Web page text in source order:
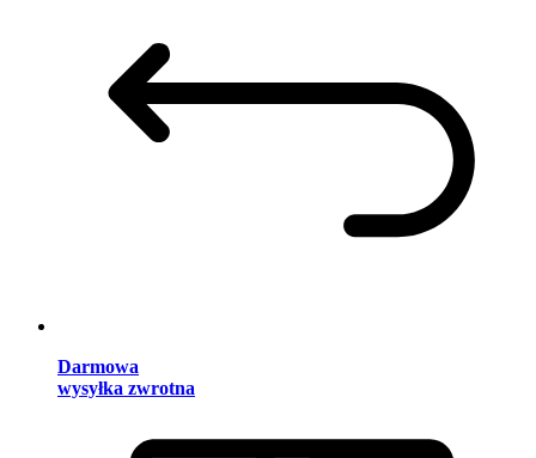
Darmowa
wysyłka zwrotna